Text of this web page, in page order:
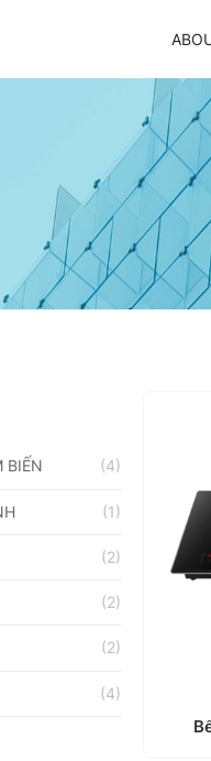
Oxii Base
thông minh Oxii
BIẾN (4)
(1)
(2)
(2)
(2)
(4)